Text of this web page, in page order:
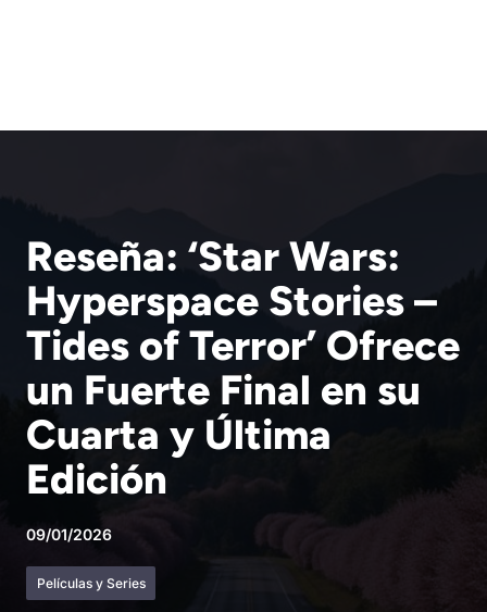
Reseña: ‘Star Wars:
Hyperspace Stories –
Tides of Terror’ Ofrece
un Fuerte Final en su
Cuarta y Última
Edición
09/01/2026
Películas y Series